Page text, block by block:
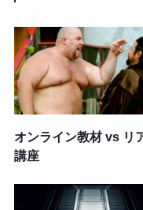
オンライン教材 vs リ
講座